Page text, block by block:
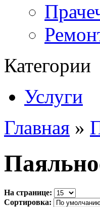
Категории
Услуги
Главная »
На странице:
Сортировка: